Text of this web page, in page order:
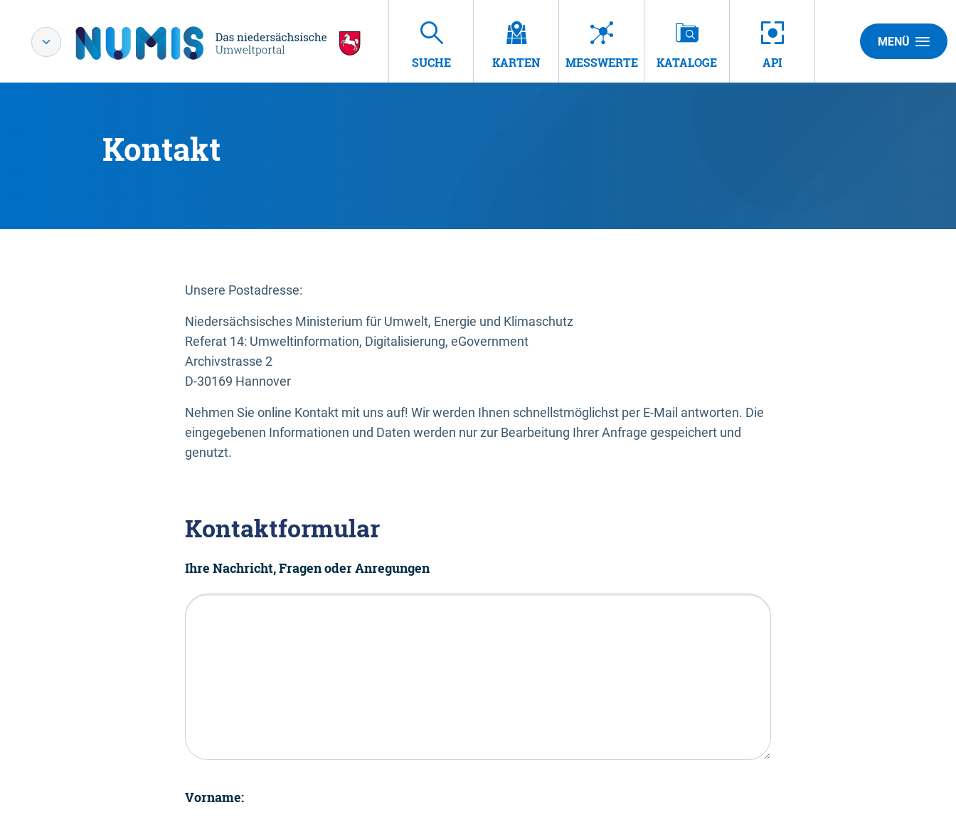
SUCHE KARTEN MESSWERTE KATALOGE API
MENÜ
Kontakt
Unsere Postadresse:
Niedersächsisches Ministerium für Umwelt, Energie und Klimaschutz
Referat 14: Umweltinformation, Digitalisierung, eGovernment
Archivstrasse 2
D-30169 Hannover
Nehmen Sie online Kontakt mit uns auf! Wir werden Ihnen schnellstmöglichst per E-Mail antworten. Die
eingegebenen Informationen und Daten werden nur zur Bearbeitung Ihrer Anfrage gespeichert und
genutzt.
Kontaktformular
Ihre Nachricht, Fragen oder Anregungen
Vorname: